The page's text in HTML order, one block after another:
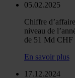
05.02.2025
Chiffre
niveau de
de 51 Md CHF
En savoir plus
17.12.2024